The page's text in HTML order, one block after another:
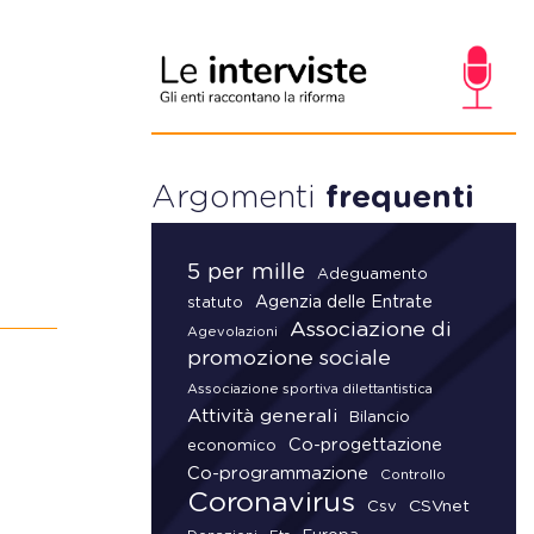
Argomenti frequenti
5 per mille
Adeguamento
statuto
Agenzia delle Entrate
Agevolazioni
Associazione di
promozione sociale
Associazione sportiva dilettantistica
Attività generali
Bilancio
economico
Co-progettazione
Co-programmazione
Controllo
Coronavirus Csv CSVnet